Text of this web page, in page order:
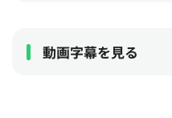
動画字幕を見る